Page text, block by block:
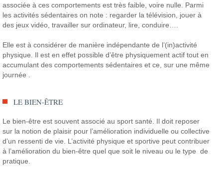
associée à ces comportements est très faible, voire nulle. Parmi
les activités sédentaires on note : regarder la télévision, jouer à
des jeux vidéo, travailler sur ordinateur, lire, conduire….
Elle est à considérer de manière indépendante de l’(in)activité
physique. Il est en effet possible d’être physiquement actif tout en
accumulant des comportements sédentaires et ce, sur une même
journée .
LE BIEN-ÊTRE
Le bien-être est souvent associé au sport santé. Il doit reposer
sur la notion de plaisir pour l’amélioration individuelle ou collective
d’un ressenti de vie. L’activité physique et sportive peut contribuer
à l’amélioration du bien-être quel que soit le niveau ou le type de
pratique.